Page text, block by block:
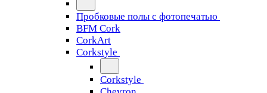
Пробковые полы с фотопечатью
BFM Cork
CorkArt
Corkstyle
Corkstyle